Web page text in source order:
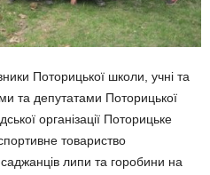
Поторицької школи, учні та
та депутатами Поторицької
організації Поторицьке
товариство
липи та горобини на